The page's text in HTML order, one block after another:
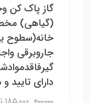
گاز پاک کن
(گیاهی)
خانه(سطوح
جاروبرقی
دارای تایید